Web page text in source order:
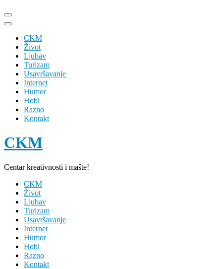
Skip
to
(Press
Enter)
CKM
Život
Ljubav
Turizam
Usavršavanje
Internet
Humor
Hobi
Razno
Kontakt
CKM
Centar kreativnosti i mašte!
CKM
Život
Ljubav
Turizam
Usavršavanje
Internet
Humor
Hobi
Razno
Kontakt